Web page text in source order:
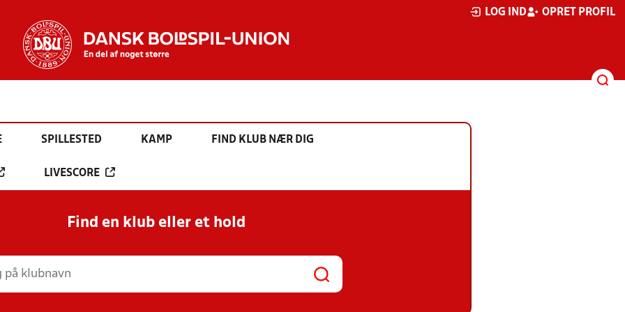
LOG IND OPRET PROFIL
SPILLESTED KAMP FIND KLUB NÆR DIG
LIVESCORE
Find en klub eller et hold